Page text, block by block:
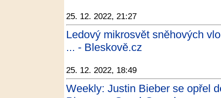
25. 12. 2022, 21:27
Ledový mikrosvět sněhových
... - Bleskově.cz
25. 12. 2022, 18:49
Weekly: Justin Bieber se opřel